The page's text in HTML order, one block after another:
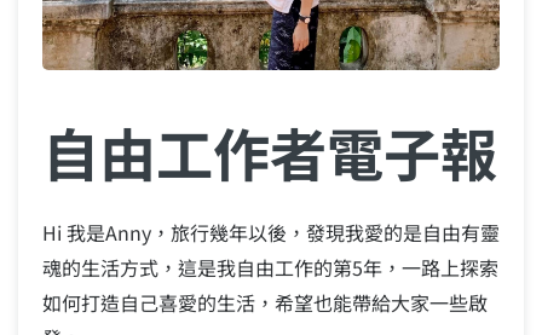
自由工作者電子報
Hi 我是Anny，旅行幾年以後，發現我愛的是自由有靈
魂的生活方式，這是我自由工作的第5年，一路上探索
如何打造自己喜愛的生活，希望也能帶給大家一些啟